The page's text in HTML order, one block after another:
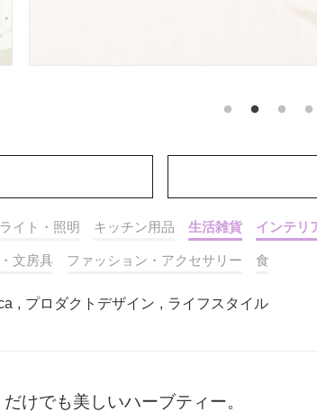
ライト・照明 キッチン用品 生活雑貨 インテリ
文房具 ファッション・アクセサリー 食
, プロダクトデザイン , ライフスタイル
けでも美しいハーブティー。